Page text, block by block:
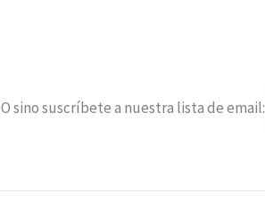
O sino suscríbete a nuestra lista de email: